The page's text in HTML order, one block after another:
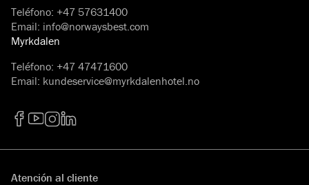
Teléfono: +47 57631400
Email: info@norwaysbest.com
Myrkdalen
Teléfono: +47 47471600
Email: kundeservice@myrkdalenhotel.no
Atención al cliente